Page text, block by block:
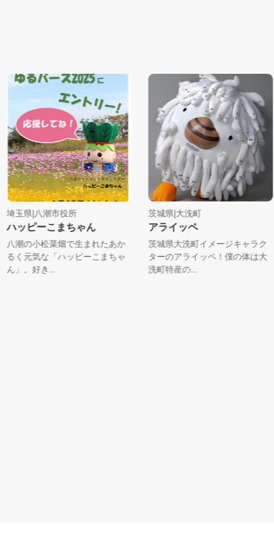
玉県|八潮市役所
ッピーこまちゃん
潮の小松菜畑で生まれたあか
く元気な「ハッピーこまちゃ
」。好き...
茨城県|大洗町
アライッペ
茨城県大洗町イメージキャラク
ターのアライッペ！僕の体は大
洗町特産の...